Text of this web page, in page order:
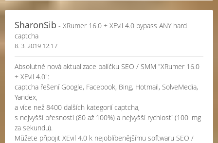
SharonSib - XRumer 16.0 + XEvil 4.0 bypass ANY hard
captcha
8. 3. 2019 12:17
Absolutně nová aktualizace balíčku SEO / SMM "XRumer 16.0
+ XEvil 4.0":
captcha řešení Google, Facebook, Bing, Hotmail, SolveMedia,
Yandex,
a více než 8400 dalších kategorií captcha,
s nejvyšší přesností (80 až 100%) a nejvyšší rychlostí (100 img
za sekundu).
Můžete připojit XEvil 4.0 k nejoblíbenějšímu softwaru SEO /